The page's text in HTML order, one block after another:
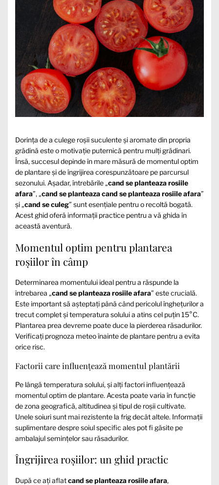
Dorința de a culege roșii suculente și aromate din propria
grădină este o motivație puternică pentru mulți grădinari.
Însă, succesul depinde în mare măsură de momentul optim
de plantare și de îngrijirea corespunzătoare pe parcursul
sezonului. Așadar, întrebările „cand se planteaza rosiile
afara”, „cand se planteaza cand se planteaza rosiile afara”
și „cand se culeg” sunt esențiale pentru o recoltă bogată.
Acest ghid oferă informații practice pentru a vă ghida în
această aventură.
Momentul optim pentru plantarea
roșiilor în câmp
Determinarea momentului ideal pentru a răspunde la
întrebarea „cand se planteaza rosiile afara” este crucială.
Este important să așteptați până când pericolul înghețurilor a
trecut complet și temperatura solului a atins cel puțin 15°C.
Plantarea prea devreme poate duce la pierderea răsadurilor.
Verificați prognoza meteo înainte de plantare pentru a evita
orice risc.
Factorii care influențează momentul plantării
Pe lângă temperatura solului, și alți factori influențează
momentul optim de plantare. Acesta poate varia în funcție
de zona geografică, altitudinea și tipul de roșii cultivate.
Unele soiuri sunt mai rezistente la frig decât altele. Informații
suplimentare despre soiul specific ales pot fi găsite pe
ambalajul semințelor sau răsadurilor.
Îngrijirea roșiilor: un ghid practic
După ce ați aflatcand se planteaza rosiile afara,